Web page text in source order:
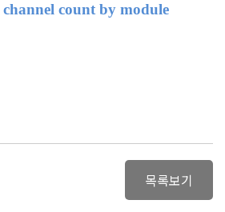
count by module
목록보기